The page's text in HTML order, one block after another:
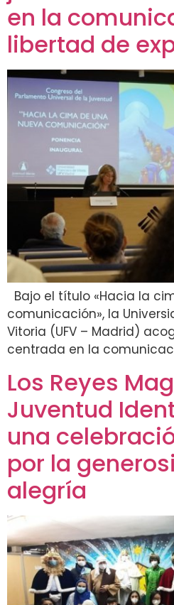
en la
libertad de
Bajo el título «Hacia la
comunicación», la
Vitoria (UFV – Madrid)
centrada en la
Los Reyes
Juventud
una
por la
alegría